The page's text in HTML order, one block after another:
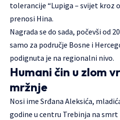
tolerancije “Lupiga – svijet kroz
prenosi Hina.
Nagrada se do sada, počevši od
samo za područje Bosne i
podignuta je na regionalni nivo.
Humani čin u zlom
mržnje
Nosi ime Srđana Aleksića,
godine u centru Trebinja na